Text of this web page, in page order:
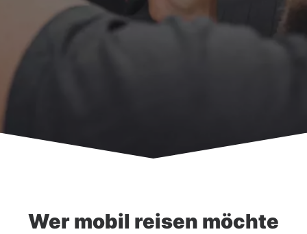
Wer mobil reisen möchte